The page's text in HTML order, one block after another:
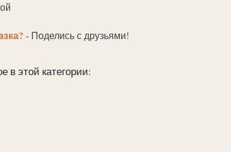
- Поделись с друзьями!
в этой категории: